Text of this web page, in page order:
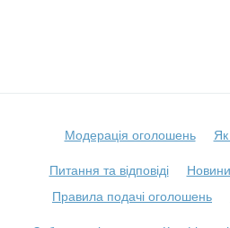
Модерація оголошень
Питання та відповіді
Новини
Правила подачі оголошень